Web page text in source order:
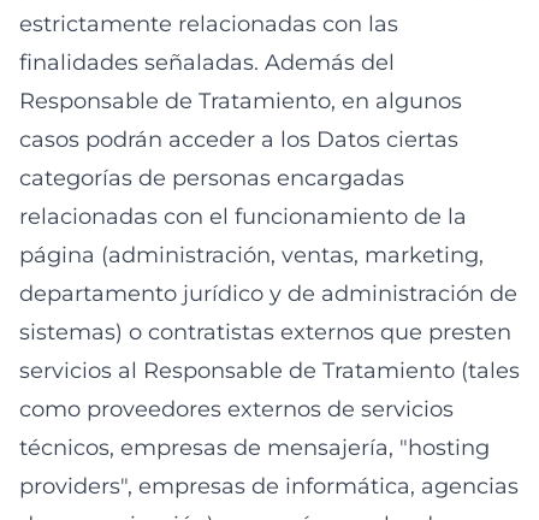
estrictamente relacionadas con las
finalidades señaladas. Además del
Responsable de Tratamiento, en algunos
casos podrán acceder a los Datos ciertas
categorías de personas encargadas
relacionadas con el funcionamiento de la
página (administración, ventas, marketing,
departamento jurídico y de administración de
sistemas) o contratistas externos que presten
servicios al Responsable de Tratamiento (tales
como proveedores externos de servicios
técnicos, empresas de mensajería, "hosting
providers", empresas de informática, agencias